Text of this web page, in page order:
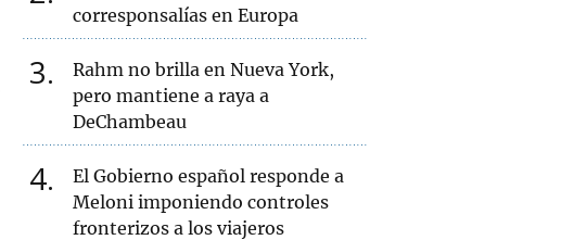
corresponsalías en Europa
3
Rahm no brilla en Nueva York,
pero mantiene a raya a
DeChambeau
4
El Gobierno español responde a
Meloni imponiendo controles
fronterizos a los viajeros